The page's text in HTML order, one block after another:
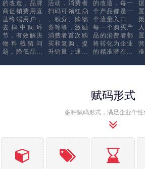
的改造，品牌
商促销费用直
达终端用户，
去掉中间环
节，有效解决
物料截留问
题，降低品牌
同时，每个产
活动，消费者
扫码可领红
、积分、购物
券等等，激励
消费者首次购
买和复购，提
升销量；通过
提升渠道动销
的改造，每一
个产品都是一
个流量入口，
每一个购买产
品的消费者都
将转化为企业
的精准潜在客
多奖的设置，
潜在客户增长
效果。
赋码形式
多种赋码形式，满足企业个性